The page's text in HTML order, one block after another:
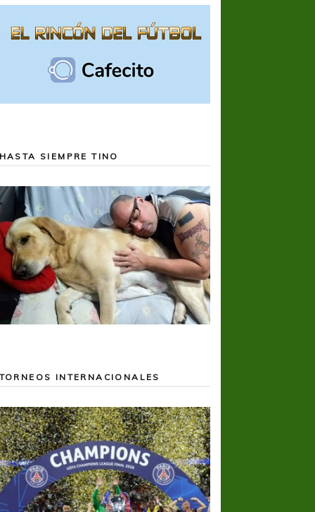
HASTA SIEMPRE TINO
TORNEOS INTERNACIONALES